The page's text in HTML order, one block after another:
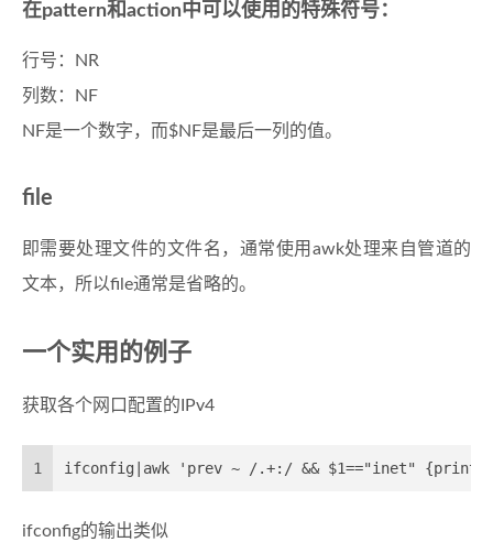
在pattern和action中可以使用的特殊符号：
行号：NR
列数：NF
NF是一个数字，而$NF是最后一列的值。
file
即需要处理文件的文件名，通常使用awk处理来自管道的
文本，所以file通常是省略的。
一个实用的例子
获取各个网口配置的IPv4
1 ifconfig|awk 'prev ~ /.+:/ && $1=="inet" {print
ifconfig的输出类似